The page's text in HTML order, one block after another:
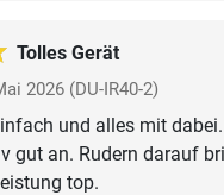
Tolles Gerät
2026 (DU-IR40-2)
und alles mit
gut an. Rudern darauf
top.